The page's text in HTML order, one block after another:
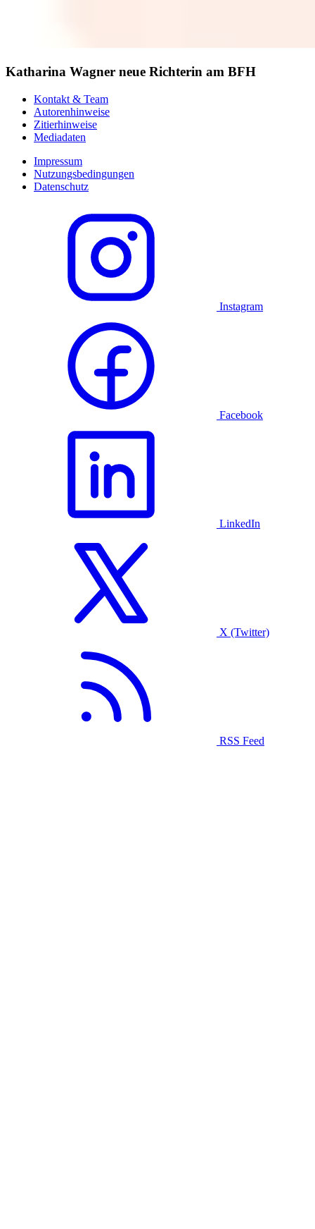
Katharina Wagner neue Richterin am BFH
Kontakt & Team
Autorenhinweise
Zitierhinweise
Mediadaten
Impressum
Nutzungsbedingungen
Datenschutz
Instagram
Facebook
LinkedIn
X (Twitter)
RSS Feed